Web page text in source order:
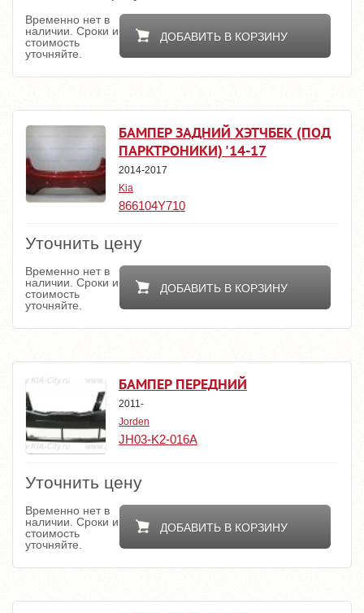
ДОБАВИТЬ В КОРЗИНУ
Временно нет в
наличии. Сроки и
стоимость
уточняйте.
БАМПЕР ЗАДНИЙ ХЭТЧБЕК (ПОД
ПАРКТРОНИКИ) '14-17
2014-2017
Kia
866104Y710
Уточнить цену
ДОБАВИТЬ В КОРЗИНУ
Временно нет в
наличии. Сроки и
стоимость
уточняйте.
БАМПЕР ПЕРЕДНИЙ
2011-
Jorden
JH03-K2-016A
Уточнить цену
ДОБАВИТЬ В КОРЗИНУ
Временно нет в
наличии. Сроки и
стоимость
уточняйте.